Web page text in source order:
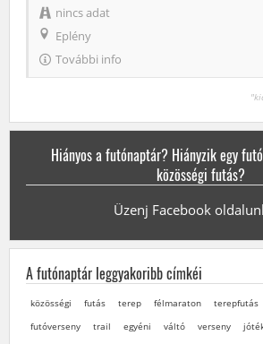
nincs adat
Eplény
További info
Hiányos a futónaptár? Hiányzik egy
közösségi futás?
Üzenj Facebook
A futónaptár leggyakoribb címkéi
közösségi futás terep félmaraton terepfutás
futóverseny
trail egyéni váltó verseny